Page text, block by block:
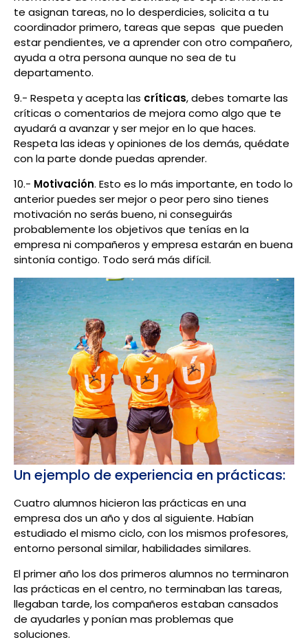
te asignan tareas, no lo desperdicies, solicita a tu
coordinador primero, tareas que sepas que pueden
estar pendientes, ve a aprender con otro compañero,
ayuda a otra persona aunque no sea de tu
departamento.
9.- Respeta y acepta las críticas, debes tomarte las
críticas o comentarios de mejora como algo que te
ayudará a avanzar y ser mejor en lo que haces.
Respeta las ideas y opiniones de los demás, quédate
con la parte donde puedas aprender.
10.- Motivación. Esto es lo más importante, en todo lo
anterior puedes ser mejor o peor pero sino tienes
motivación no serás bueno, ni conseguirás
probablemente los objetivos que tenías en la
empresa ni compañeros y empresa estarán en buena
sintonía contigo. Todo será más difícil.
Un ejemplo de experiencia en prácticas:
Cuatro alumnos hicieron las prácticas en una
empresa dos un año y dos al siguiente. Habían
estudiado el mismo ciclo, con los mismos profesores,
entorno personal similar, habilidades similares.
El primer año los dos primeros alumnos no terminaron
las prácticas en el centro, no terminaban las tareas,
llegaban tarde, los compañeros estaban cansados
de ayudarles y ponían mas problemas que
soluciones.